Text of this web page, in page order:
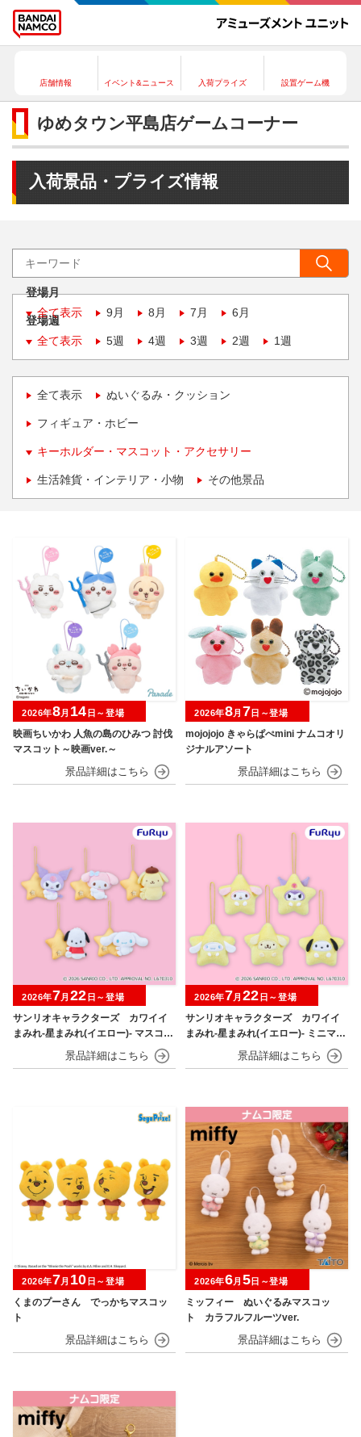
店舗情報 イベント&ニュース 入荷プライズ 設置ゲーム機
ゆめタウン平島店ゲームコーナー
入荷景品・プライズ情報
登場月
全て表示
9月 8月 7月 6月
登場週
全て表示
5週 4週 3週 2週 1週
全て表示 ぬいぐるみ・クッション
フィギュア・ホビー
キーホルダー・マスコット・アクセサリー
生活雑貨・インテリア・小物 その他景品
映画ちいかわ 人魚の島のひみつ 討伐
マスコット～映画ver.～
2026年8月 14 日～登場
mojojojo きゃらぱぺmini ナムコオリ
ジナルアソート
2026年8月 7日～登場
サンリオキャラクターズ カワイイ
まみれ-星まみれ(イエロー)- マスコッ
2026年7月 22 日～登場
サンリオキャラクターズ カワイイ
まみれ-星まみれ(イエロー)- ミニマス
2026年7月 22 日～登場
くまのプーさん でっかちマスコッ
ト
2026年7月 10 日～登場
ミッフィー ぬいぐるみマスコッ
ト カラフルフルーツver.
2026年6月 5 日～登場